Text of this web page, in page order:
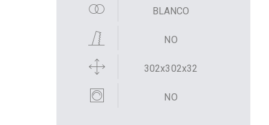
BLANCO
NO
302x302x32
NO